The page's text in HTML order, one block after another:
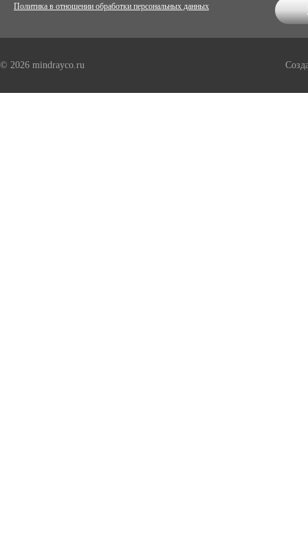
Политика в отношении обработки персональных данных
© 2026 mindrayco.ru